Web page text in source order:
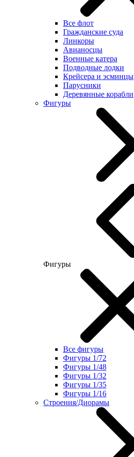
Все флот
Гражданские суда
Линкоры
Авианосцы
Военные катера
Подводные лодки
Крейсера и эсминцы
Парусники
Деревянные корабли
Фигуры
Фигуры
Все фигуры
Фигуры 1/72
Фигуры 1/48
Фигуры 1/32
Фигуры 1/35
Фигуры 1/16
Строения/Диорамы